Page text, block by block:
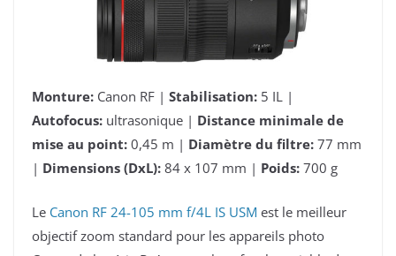
Monture: Canon RF | Stabilisation: 5 IL |
Autofocus: ultrasonique | Distance minimale de
mise au point: 0,45 m | Diamètre du filtre: 77 mm
| Dimensions (DxL): 84 x 107 mm | Poids: 700 g
Le Canon RF 24-105 mm f/4L IS USM est le meilleur
objectif zoom standard pour les appareils photo